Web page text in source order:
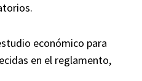
económico para
en el reglamento,